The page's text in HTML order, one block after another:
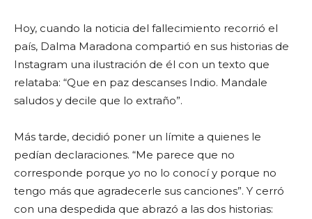
Hoy, cuando la noticia del fallecimiento recorrió el
país, Dalma Maradona compartió en sus historias de
Instagram una ilustración de él con un texto que
relataba: “Que en paz descanses Indio. Mandale
saludos y decile que lo extraño”.
Más tarde, decidió poner un límite a quienes le
pedían declaraciones. “Me parece que no
corresponde porque yo no lo conocí y porque no
tengo más que agradecerle sus canciones”. Y cerró
con una despedida que abrazó a las dos historias: